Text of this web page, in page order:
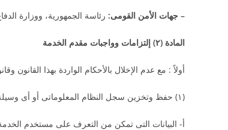
– جهات الأمن القومى: رئاسة الجمهورية، ووزارة
المادة (۲) إلتزامات وواجبات مقدم الخدمة
أولاً : مع عدم الإخلال بالأحكام الواردة بهذا القانون وقانون تنظيم الاتصالات رقم ۱۰ لسنه ۲۰۰۳
(۱) حفظ وتخزين سجل النظام المعلوماتى أو أى وسيلة لتقنية المعلومات لمدة ۱۸۰ يوما متصلة وتتمثل البيانات الواجب حفظها وتخزينها فيما يلى :
أ- البيانات التى تمكن من التعرف على مستخدم